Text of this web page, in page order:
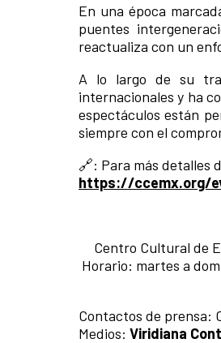
En una época
puentes
reactualiza con un
A lo largo de su
internacionales y ha
espectáculos están
siempre con el
🔗: Para más detalles
https://ccemx.org/
Centro Cultural de
Horario: martes a
Contactos de prensa:
Medios: Viridiana